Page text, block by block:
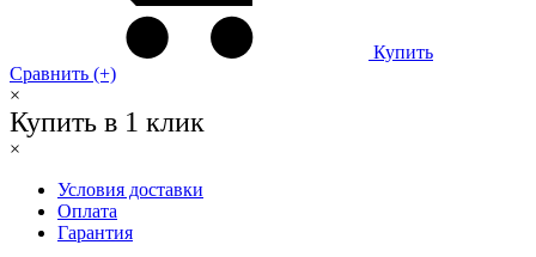
Купить
Сравнить (+)
×
Купить в 1 клик
×
Условия доставки
Оплата
Гарантия